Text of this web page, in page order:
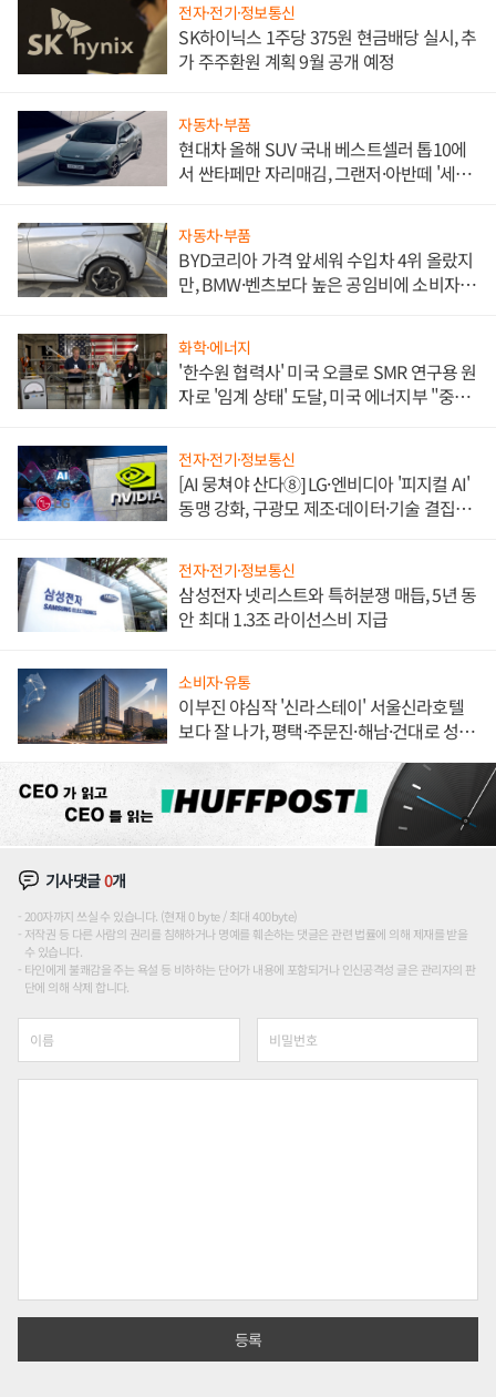
전자·전기·정보통신
SK하이닉스 1주당 375원 현금배당 실시, 추
가 주주환원 계획 9월 공개 예정
자동차·부품
현대차 올해 SUV 국내 베스트셀러 톱10에
서 싼타페만 자리매김, 그랜저·아반떼 '세단
자동차·부품
BYD코리아 가격 앞세워 수입차 4위 올랐지
만, BMW·벤츠보다 높은 공임비에 소비자
화학·에너지
'한수원 협력사' 미국 오클로 SMR 연구용 원
자로 '임계 상태' 도달, 미국 에너지부 "중요
전자·전기·정보통신
[AI 뭉쳐야 산다⑧] LG·엔비디아 '피지컬 AI'
동맹 강화, 구광모 제조·데이터·기술 결집
전자·전기·정보통신
삼성전자 넷리스트와 특허분쟁 매듭, 5년 동
안 최대 1.3조 라이선스비 지급
소비자·유통
이부진 야심작 '신라스테이' 서울신라호텔
보다 잘 나가, 평택·주문진·해남·건대로 성
기사댓글0개
200자까지 쓰실 수 있습니다. (현재 0 byte / 최대 400byte)
저작권 등 다른 사람의 권리를 침해하거나 명예를 훼손하는 댓글은 관련 법률에 의해 제재를 받을
수 있습니다.
타인에게 불쾌감을 주는 욕설 등 비하하는 단어가 내용에 포함되거나 인신공격성 글은 관리자의 판
단에 의해 삭제 합니다.